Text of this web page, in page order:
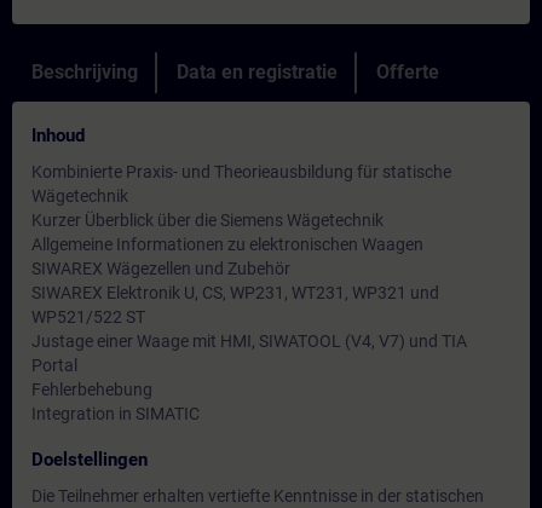
Beschrijving Data en registratie Offerte
Inhoud
Kombinierte Praxis- und Theorieausbildung für statische
Wägetechnik
Kurzer Überblick über die Siemens Wägetechnik
Allgemeine Informationen zu elektronischen Waagen
SIWAREX Wägezellen und Zubehör
SIWAREX Elektronik U, CS, WP231, WT231, WP321 und
WP521/522 ST
Justage einer Waage mit HMI, SIWATOOL (V4, V7) und TIA
Portal
Fehlerbehebung
Integration in SIMATIC
Doelstellingen
Die Teilnehmer erhalten vertiefte Kenntnisse in der statischen